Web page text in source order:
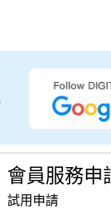
會員服務申
試用申請